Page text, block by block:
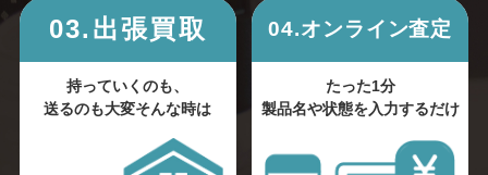
03.出張買取
持っていくのも、
送るのも大変そんな時は
04.オンライン査定
たった1分
製品名や状態を入力するだけ